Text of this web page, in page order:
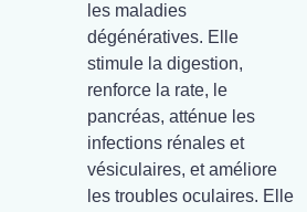
les maladies
dégénératives. Elle
stimule la digestion,
renforce la rate, le
pancréas, atténue les
infections rénales et
vésiculaires, et améliore
les troubles oculaires. Elle